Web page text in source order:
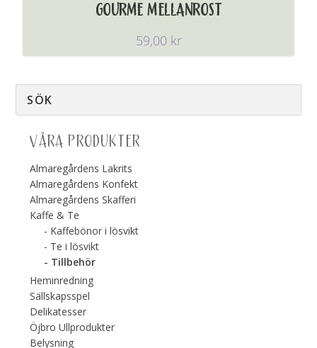
GOURME MELLANROST
59,00 kr
VÅRA PRODUKTER
Almaregårdens Lakrits
Almaregårdens Konfekt
Almaregårdens Skafferi
Kaffe & Te
Kaffebönor i lösvikt
Te i lösvikt
Tillbehör
Heminredning
Sällskapsspel
Delikatesser
Öjbro Ullprodukter
Belysning